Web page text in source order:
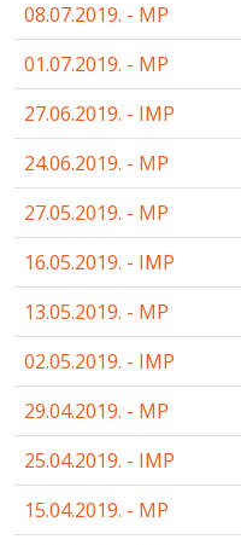
08.07.2019. - MP
01.07.2019. - MP
27.06.2019. - IMP
24.06.2019. - MP
27.05.2019. - MP
16.05.2019. - IMP
13.05.2019. - MP
02.05.2019. - IMP
29.04.2019. - MP
25.04.2019. - IMP
15.04.2019. - MP